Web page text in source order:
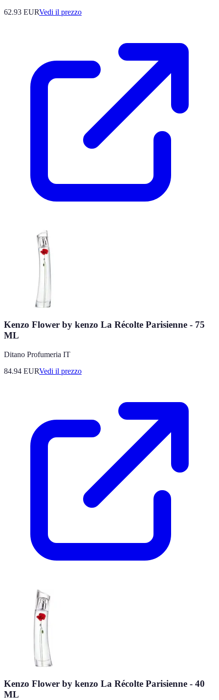
62.93 EURVedi il prezzo
Kenzo Flower by kenzo La Récolte Parisienne - 75
ML
Ditano Profumeria IT
84.94 EURVedi il prezzo
Kenzo Flower by kenzo La Récolte Parisienne - 40
ML